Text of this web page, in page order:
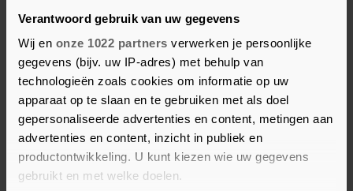
Verantwoord gebruik van uw gegevens
Wij en onze 1022 partners verwerken je persoonlijke
gegevens (bijv. uw IP-adres) met behulp van
technologieën zoals cookies om informatie op uw
apparaat op te slaan en te gebruiken met als doel
gepersonaliseerde advertenties en content, metingen aan
advertenties en content, inzicht in publiek en
productontwikkeling. U kunt kiezen wie uw gegevens
gebruikt en met welke doelen.
naar een vrouw) en PVV (ongeveer 6 procent).
Volgens de telling van Stem op een Vrouw is één
vrouw dankzij voorkeurstemmen verkozen.
Daniëlle Hirsch (GroenLinks-PvdA) stond op een
"onverkiesbare" plek maar komt dankzij
voorkeurstemmen toch in de Kamer. Ook komt
voor het eerst een non-binair persoon de Tweede